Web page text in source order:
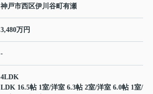
神戸市西区伊川谷町有瀬
3,480万円
-
4LDK
LDK 16.5帖 1室/洋室 6.3帖 2室/洋室 6.0帖 1室/